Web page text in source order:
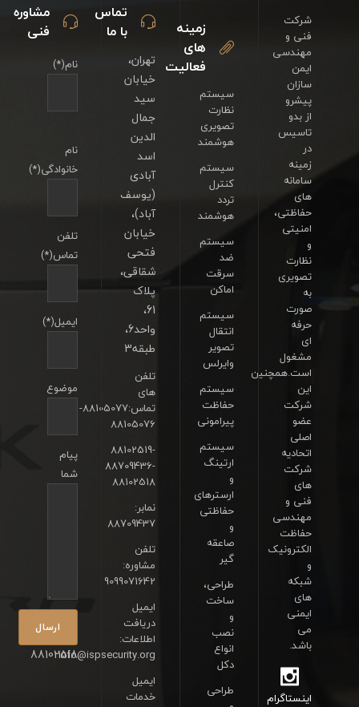
مشاوره
فنی
نام(*)
نام
خانوادگی(*)
تلفن
تماس(*)
ایمیل(*)
موضوع
پیام
شما
88102518
تماس
با ما
تهران،
خیابان
سید
جمال
الدین
اسد
آبادی
(یوسف
آباد)،
خیابان
فتحی
شقاقی،
پلاک
61،
واحد6،
طبقه3
تلفن
های
تماس:88105077-
88105076
88102519-
88709436-
88102518
نمابر:
88709437
تلفن
مشاوره:
9099071642
ایمیل
دریافت
اطلاعات:
info@ispsecurity.org
ایمیل
خدمات
زمینه
های
فعالیت
سیستم
نظارت
تصویری
هوشمند
سیستم
کنترل
تردد
هوشمند
سیستم
ضد
سرقت
اماکن
سیستم
انتقال
تصویر
وایرلس
سیستم
حفاظت
پیرامونی
سیستم
ارتینگ
و
ارسترهای
حفاظتی
و
صاعقه
گیر
طراحی،
ساخت
و
نصب
انواع
دکل
طراحی
شرکت
فنی و
مهندسی
ایمن
سازان
پیشرو
از بدو
تاسیس
در
زمینه
سامانه
های
حفاظتی،
امنیتی
و
نظارت
تصویری
به
صورت
حرفه
ای
مشغول
است.همچنین
این
شرکت
عضو
اصلی
اتحادیه
شرکت
های
فنی و
مهندسی
حفاظت
الکترونیک
و
شبکه
های
ایمنی
می
باشد.
اینستاگرام